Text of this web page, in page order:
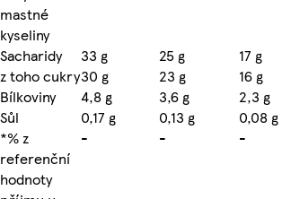
mastné
kyseliny
Sacharidy 33 g 25 g 17 g
z toho cukry30 g 23 g 16 g
Bílkoviny
4,8 g 3,6 g 2,3 g
Sůl
0,17 g 0,13 g 0,08 g
*% z
referenční
hodnoty
- - -